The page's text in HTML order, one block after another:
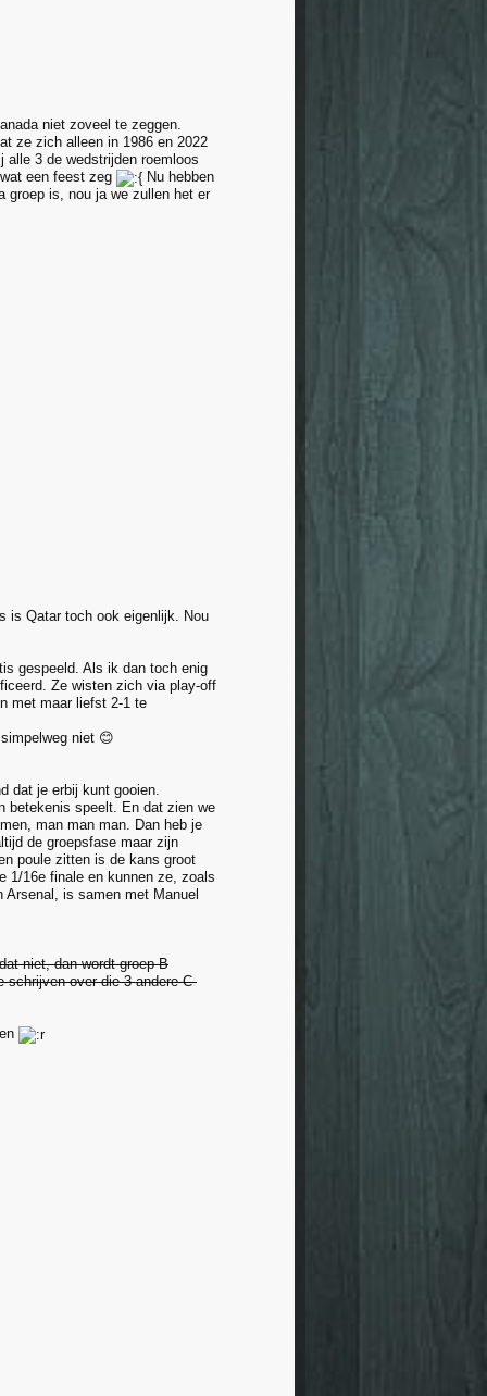
niet zoveel te zeggen.
ze zich alleen in 1986 en 2022
alle 3 de wedstrijden roemloos
een feest zeg
Nu hebben
groep is, nou ja we zullen het er
is Qatar toch ook eigenlijk. Nou
gespeeld. Als ik dan toch enig
Ze wisten zich via play-off
met maar liefst 2-1 te
niet 😊
dat je erbij kunt gooien.
betekenis speelt. En dat zien we
man man man. Dan heb je
de groepsfase maar zijn
poule zitten is de kans groot
1/16e finale en kunnen ze, zoals
is samen met Manuel
niet, dan wordt groep B
over die 3 andere C-